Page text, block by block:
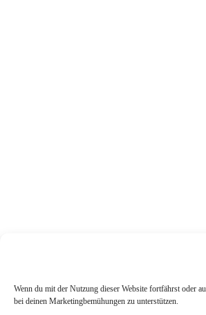
Wenn du mit der Nutzung dieser Website fortfährst oder
bei deinen Marketingbemühungen zu unterstützen.